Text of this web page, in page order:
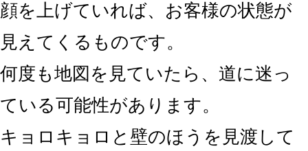
顔を上げていれば、お客様の状態が
見えてくるものです。
何度も地図を見ていたら、道に迷っ
ている可能性があります。
キョロキョロと壁のほうを見渡して